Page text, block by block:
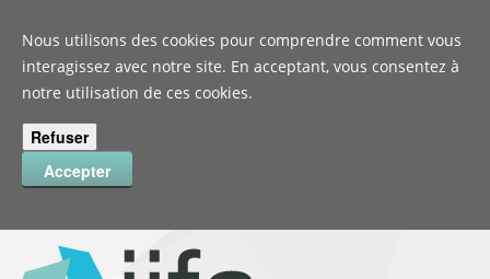
Nous utilisons des cookies pour comprendre comment vous
interagissez avec notre site. En acceptant, vous consentez à
notre utilisation de ces cookies.